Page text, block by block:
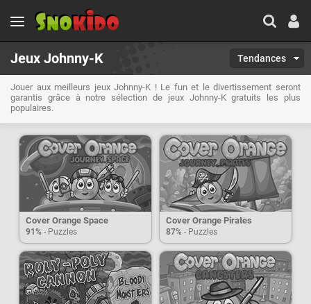
Jeux Johnny-K Tendances
Jouer aux meilleurs jeux Johnny-K ! Le fun et le divertissement seront
garantis grâce à notre sélection de jeux Johnny-K gratuits les plus
populaires.
Cover Orange Space
91% - Puzzles
Cover Orange Pirates
87% - Puzzles